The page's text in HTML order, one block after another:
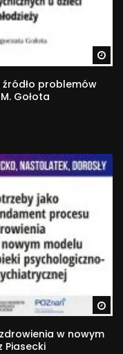
problemów
Gołota
w nowym
Piasecki